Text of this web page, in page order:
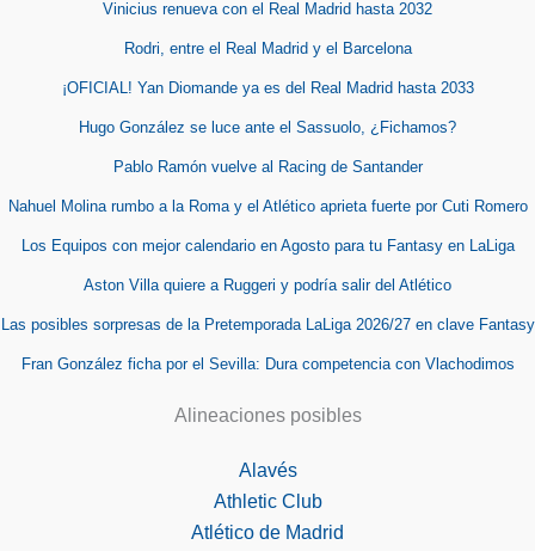
Vinicius renueva con el Real Madrid hasta 2032
Rodri, entre el Real Madrid y el Barcelona
¡OFICIAL! Yan Diomande ya es del Real Madrid hasta 2033
Hugo González se luce ante el Sassuolo, ¿Fichamos?
Pablo Ramón vuelve al Racing de Santander
Nahuel Molina rumbo a la Roma y el Atlético aprieta fuerte por Cuti Romero
Los Equipos con mejor calendario en Agosto para tu Fantasy en LaLiga
Aston Villa quiere a Ruggeri y podría salir del Atlético
Las posibles sorpresas de la Pretemporada LaLiga 2026/27 en clave Fantasy
Fran González ficha por el Sevilla: Dura competencia con Vlachodimos
Alineaciones posibles
Alavés
Athletic Club
Atlético de Madrid